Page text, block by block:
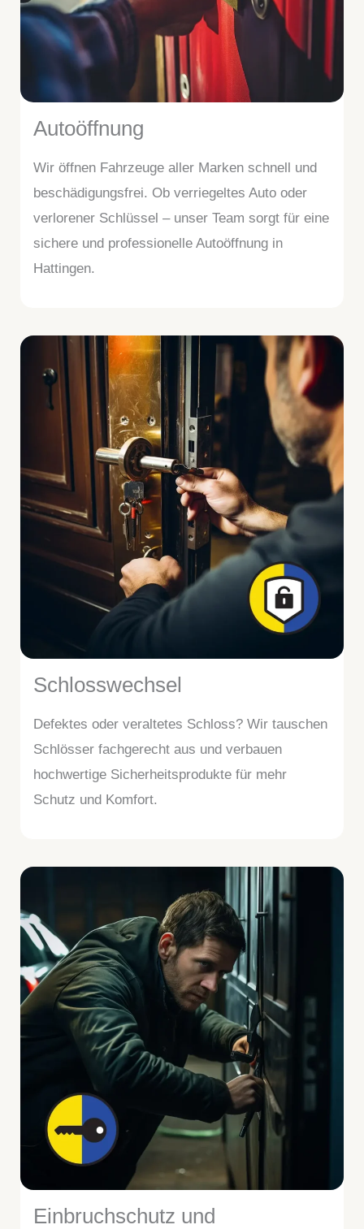
Autoöffnung
Wir öffnen Fahrzeuge aller Marken schnell und
beschädigungsfrei. Ob verriegeltes Auto oder
verlorener Schlüssel – unser Team sorgt für eine
sichere und professionelle Autoöffnung in
Hattingen.
Schlosswechsel
Defektes oder veraltetes Schloss? Wir tauschen
Schlösser fachgerecht aus und verbauen
hochwertige Sicherheitsprodukte für mehr
Schutz und Komfort.
Einbruchschutz und